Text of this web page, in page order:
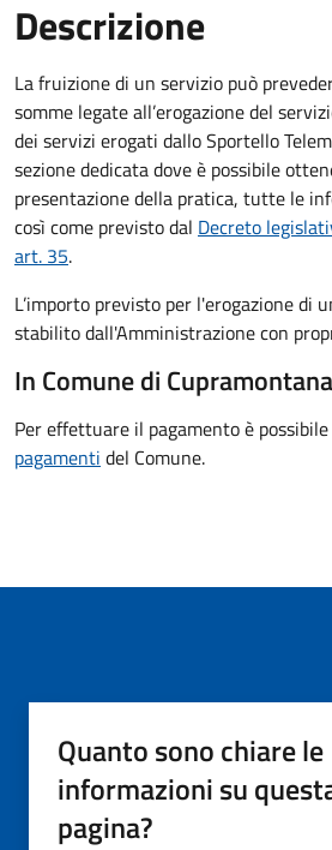
Descrizione
La fruizione di un servizio può
somme legate all’erogazione del
dei servizi erogati dallo Sportello
sezione dedicata dove è possibile
presentazione della pratica, tutte le
così come previsto dal Decreto
art. 35.
L’importo previsto per l'erogazione di
stabilito dall'Amministrazione con
In Comune di
Per effettuare il pagamento è
pagamenti del Comune.
Quanto sono chiare le
informazioni su
pagina?